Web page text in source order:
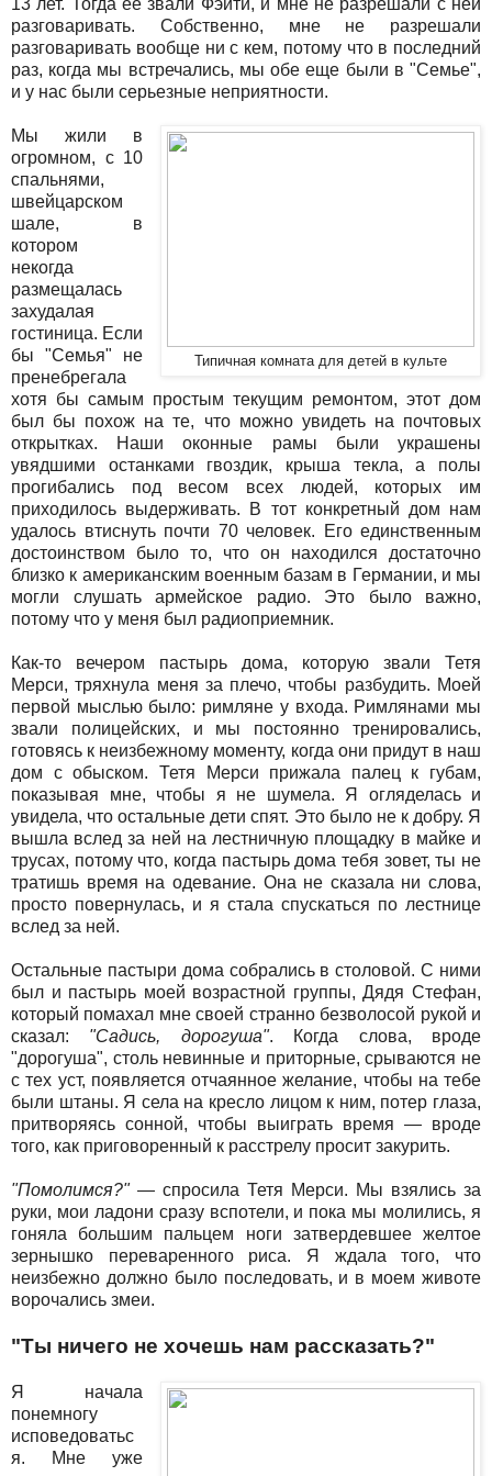
13 лет. Тогда ее звали Фэйти, и мне не разрешали с ней
разговаривать. Собственно, мне не разрешали
разговаривать вообще ни с кем, потому что в последний
раз, когда мы встречались, мы обе еще были в "Семье",
и у нас были серьезные неприятности.
Типичная комната для детей в культе
Мы жили в
огромном, с 10
спальнями,
швейцарском
шале, в
котором
некогда
размещалась
захудалая
гостиница. Если
бы "Семья" не
пренебрегала
хотя бы самым простым текущим ремонтом, этот дом
был бы похож на те, что можно увидеть на почтовых
открытках. Наши оконные рамы были украшены
увядшими останками гвоздик, крыша текла, а полы
прогибались под весом всех людей, которых им
приходилось выдерживать. В тот конкретный дом нам
удалось втиснуть почти 70 человек. Его единственным
достоинством было то, что он находился достаточно
близко к американским военным базам в Германии, и мы
могли слушать армейское радио. Это было важно,
потому что у меня был радиоприемник.
Как-то вечером пастырь дома, которую звали Тетя
Мерси, тряхнула меня за плечо, чтобы разбудить. Моей
первой мыслью было: римляне у входа. Римлянами мы
звали полицейских, и мы постоянно тренировались,
готовясь к неизбежному моменту, когда они придут в наш
дом с обыском. Тетя Мерси прижала палец к губам,
показывая мне, чтобы я не шумела. Я огляделась и
увидела, что остальные дети спят. Это было не к добру. Я
вышла вслед за ней на лестничную площадку в майке и
трусах, потому что, когда пастырь дома тебя зовет, ты не
тратишь время на одевание. Она не сказала ни слова,
просто повернулась, и я стала спускаться по лестнице
вслед за ней.
Остальные пастыри дома собрались в столовой. С ними
был и пастырь моей возрастной группы, Дядя Стефан,
который помахал мне своей странно безволосой рукой и
сказал: "Садись, дорогуша". Когда слова, вроде
"дорогуша", столь невинные и приторные, срываются не
с тех уст, появляется отчаянное желание, чтобы на тебе
были штаны. Я села на кресло лицом к ним, потер глаза,
притворяясь сонной, чтобы выиграть время — вроде
того, как приговоренный к расстрелу просит закурить.
"Помолимся?"— спросила Тетя Мерси. Мы взялись за
руки, мои ладони сразу вспотели, и пока мы молились, я
гоняла большим пальцем ноги затвердевшее желтое
зернышко переваренного риса. Я ждала того, что
неизбежно должно было последовать, и в моем животе
ворочались змеи.
"Ты ничего не хочешь нам рассказать?"
Я начала
понемногу
исповедоватьс
я. Мне уже